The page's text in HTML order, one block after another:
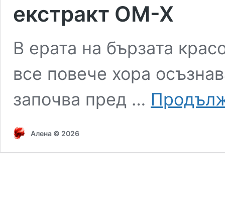
екстракт OM-X
В ерата на бързата
все повече хора
започва пред …
Алена © 2026